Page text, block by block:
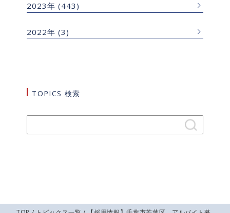
2023年 (443)
2022年 (3)
TOPICS 検索